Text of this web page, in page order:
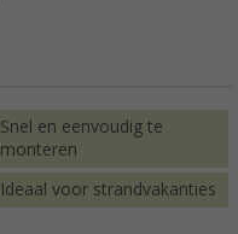
Snel en eenvoudig te
monteren
Ideaal voor strandvakanties